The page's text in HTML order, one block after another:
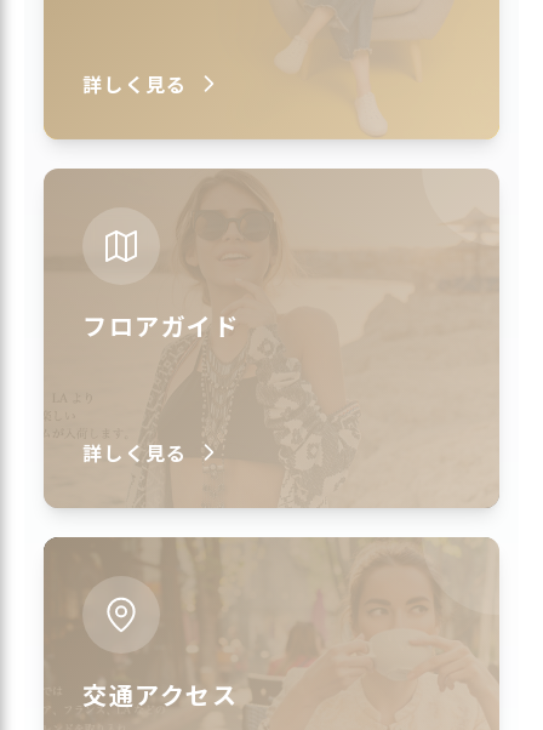
詳しく見る
フロアガイド
詳しく見る
交通アクセス